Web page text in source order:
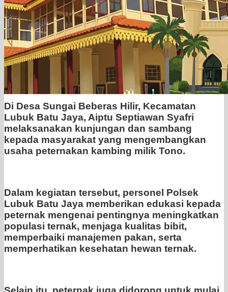
Di Desa Sungai Beberas Hilir, Kecamatan
Lubuk Batu Jaya, Aiptu Septiawan Syafri
melaksanakan kunjungan dan sambang
kepada masyarakat yang mengembangkan
usaha peternakan kambing milik Tono.
Dalam kegiatan tersebut, personel Polsek
Lubuk Batu Jaya memberikan edukasi kepada
peternak mengenai pentingnya meningkatkan
populasi ternak, menjaga kualitas bibit,
memperbaiki manajemen pakan, serta
memperhatikan kesehatan hewan ternak.